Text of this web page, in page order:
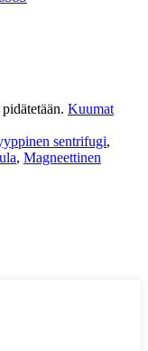
Kuumat
sentrifugi,
, Magneettinen